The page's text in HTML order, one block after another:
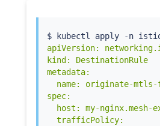
host: my-
        port:
          number: 443
      weight: 100
$ kubectl apply -n
apiVersion:
kind: DestinationRule
metadata:
name: originate-mtls-
spec:
host: my-nginx.mesh-
  trafficPolicy: